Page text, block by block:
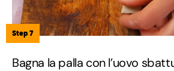
Step 7
Bagna la palla con l’uovo